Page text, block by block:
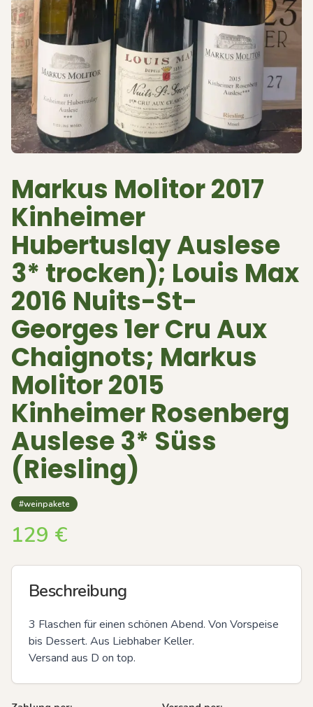
Markus Molitor 2017
Kinheimer
Hubertuslay Auslese
3* trocken); Louis Max
2016 Nuits-St-
Georges 1er Cru Aux
Chaignots; Markus
Molitor 2015
Kinheimer Rosenberg
Auslese 3* Süss
(Riesling)
#weinpakete
129 €
Beschreibung
3 Flaschen für einen schönen Abend. Von Vorspeise
bis Dessert. Aus Liebhaber Keller.
Versand aus D on top.